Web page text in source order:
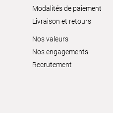
Modalités de paiement
Livraison et retours
Nos valeurs
Nos engagements
Recrutement